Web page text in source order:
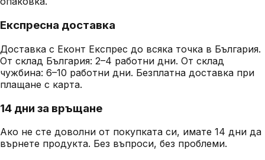
Експресна доставка
Доставка с Еконт Експрес до всяка точка в България.
От склад България: 2–4 работни дни. От склад
чужбина: 6–10 работни дни. Безплатна доставка при
плащане с карта.
14 дни за връщане
Ако не сте доволни от покупката си, имате 14 дни да
върнете продукта. Без въпроси, без проблеми.